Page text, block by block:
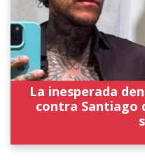
La inesperada
contra Santiago